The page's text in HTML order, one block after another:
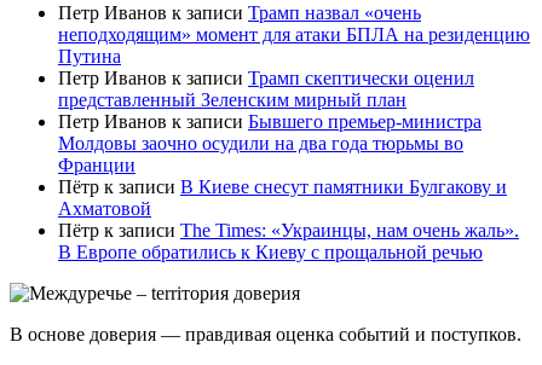
Петр Иванов к записи Трамп назвал «очень
неподходящим» момент для атаки БПЛА на резиденцию
Путина
Петр Иванов к записи Трамп скептически оценил
представленный Зеленским мирный план
Петр Иванов к записи Бывшего премьер-министра
Молдовы заочно осудили на два года тюрьмы во
Франции
Пётр к записи В Киеве снесут памятники Булгакову и
Ахматовой
Пётр к записи Тhe Times: «Украинцы, нам очень жаль».
В Европе обратились к Киеву с прощальной речью
В основе доверия — правдивая оценка событий и поступков.